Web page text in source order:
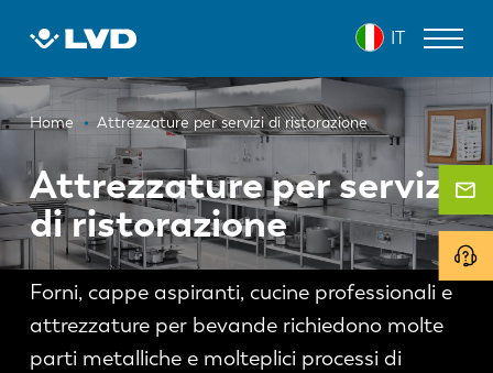
principale
IT
Briciole
di
pane
Home Attrezzature per servizi di ristorazione
Attrezzature per servizi
di ristorazione
Forni, cappe aspiranti, cucine professionali e
attrezzature per bevande richiedono molte
parti metalliche e molteplici processi di
MACCHINE PER IL TAGLIO LASER
PRESSE PIEGATRICI
PANNELLATRICI
PUNZONATRICI
CESOIE
SOFTWARE